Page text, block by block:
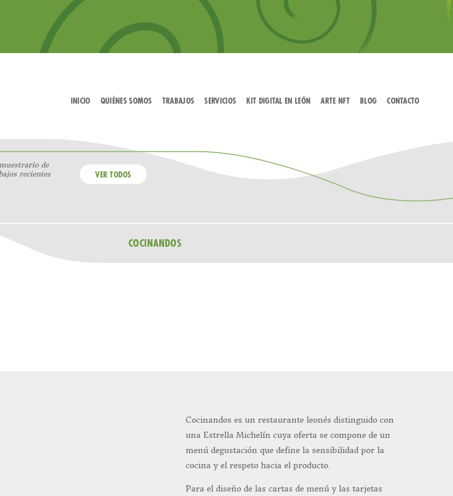
INICIO QUIÉNES SOMOS TRABAJOS SERVICIOS KIT DIGITAL EN LEÓN ARTE NFT BLOG CONTACTO
de
recientes
VER TODOS
COCINANDOS
Cocinandos es un restaurante leonés distinguido con
una Estrella Michelín cuya oferta se compone de un
menú degustación que define la sensibilidad por la
cocina y el respeto hacia el producto.
Para el diseño de las cartas de menú y las tarjetas